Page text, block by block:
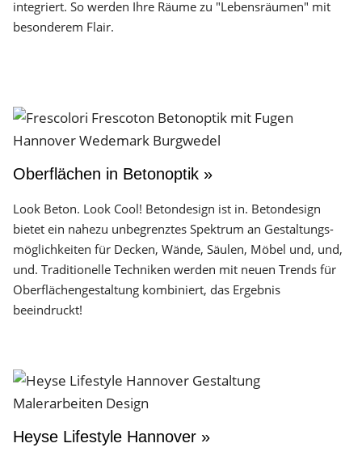
integriert. So werden Ihre Räume zu "Lebensräumen" mit
besonderem Flair.
Oberflächen in Betonoptik »
Look Beton. Look Cool! Betondesign ist in. Betondesign
bietet ein nahezu unbegrenztes Spektrum an Gestaltungs­
möglichkeiten für Decken, Wände, Säulen, Möbel und, und,
und. Traditionelle Techniken werden mit neuen Trends für
Oberflächen­gestaltung kombiniert, das Ergebnis
beeindruckt!
Heyse Lifestyle Hannover »